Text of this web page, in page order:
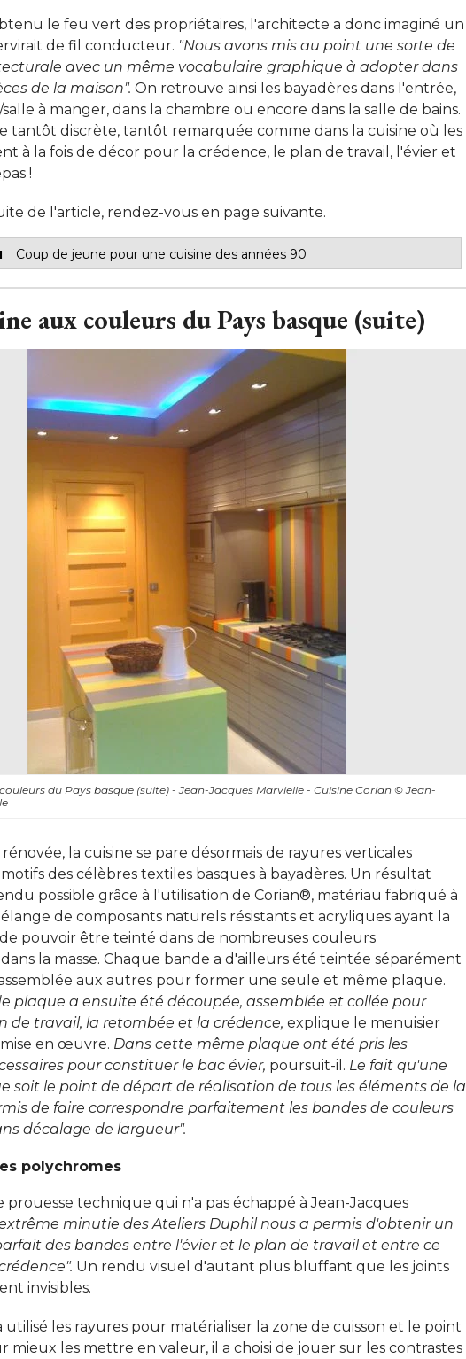
le feu vert des propriétaires, l'architecte a donc imaginé un
de fil conducteur. "Nous avons mis au point une sorte de
avec un même vocabulaire graphique à adopter dans
de la maison". On retrouve ainsi les bayadères dans l'entrée,
à manger, dans la chambre ou encore dans la salle de bains.
tantôt discrète, tantôt remarquée comme dans la cuisine où les
à la fois de décor pour la crédence, le plan de travail, l'évier et
!
de l'article, rendez-vous en page suivante.
Coup de jeune pour une cuisine des années 90
aux couleurs du Pays basque (suite)
du Pays basque (suite) - Jean-Jacques Marvielle - Cuisine Corian© Jean-
la cuisine se pare désormais de rayures verticales
des célèbres textiles basques à bayadères. Un résultat
possible grâce à l'utilisation de Corian®, matériau fabriqué à
de composants naturels résistants et acryliques ayant la
pouvoir être teinté dans de nombreuses couleurs
la masse. Chaque bande a d'ailleurs été teintée séparément
aux autres pour former une seule et même plaque.
plaque a ensuite été découpée, assemblée et collée pour
de travail, la retombée et la crédence, explique le menuisier
en œuvre. Dans cette même plaque ont été pris les
pour constituer le bac évier, poursuit-il. Le fait qu'une
soit le point de départ de réalisation de tous les éléments de la
de faire correspondre parfaitement les bandes de couleurs
décalage de largueur".
polychromes
prouesse technique qui n'a pas échappé à Jean-Jacques
minutie des Ateliers Duphil nous a permis d'obtenir un
des bandes entre l'évier et le plan de travail et entre ce
Un rendu visuel d'autant plus bluffant que les joints
invisibles.
utilisé les rayures pour matérialiser la zone de cuisson et le point
mieux les mettre en valeur, il a choisi de jouer sur les contrastes